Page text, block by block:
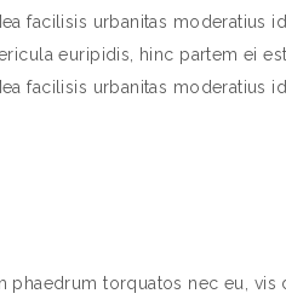
facilisis urbanitas moderatius
euripidis, hinc partem ei
facilisis urbanitas moderatius
phaedrum torquatos nec eu,